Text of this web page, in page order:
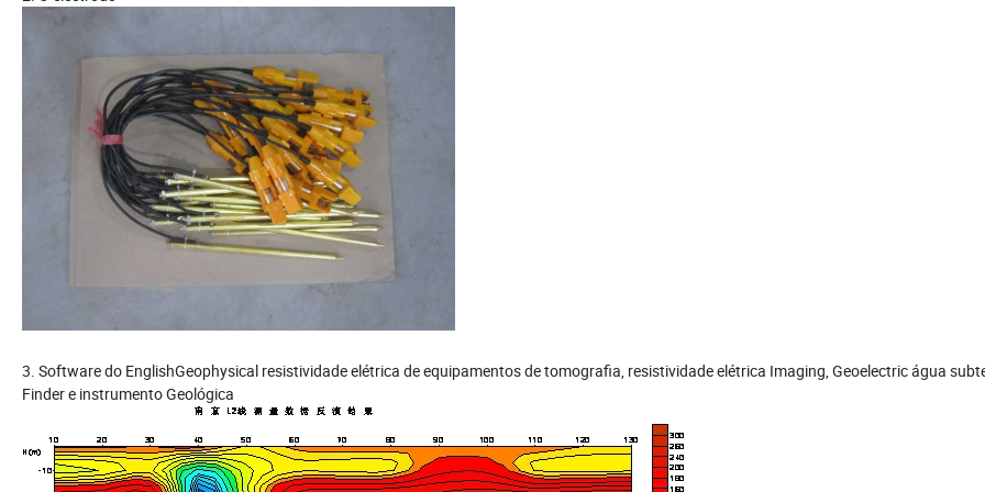
3. Software do EnglishGeophysical resistividade elétrica de equipamentos de tomografia, resistividade elétrica Imaging, Geoelectric água
Finder e instrumento Geológica